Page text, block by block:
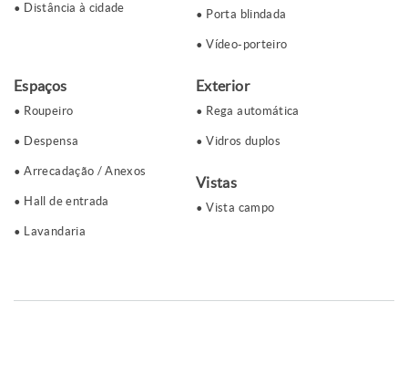
Distância à cidade Porta blindada
Vídeo-porteiro
Espaços
Roupeiro
Despensa
Arrecadação / Anexos
Hall de entrada
Lavandaria
Exterior
Rega automática
Vidros duplos
Vistas
Vista campo